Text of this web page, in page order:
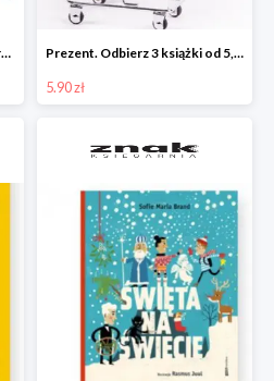
Dzień Babci i Dziadka w Księgarni Znak do -40% Prezent. Odbierz 3 książki od 5,90zł
5.90 zł